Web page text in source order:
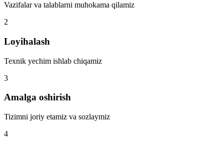
Vazifalar va talablarni muhokama qilamiz
2
Loyihalash
Texnik yechim ishlab chiqamiz
3
Amalga oshirish
Tizimni joriy etamiz va sozlaymiz
4